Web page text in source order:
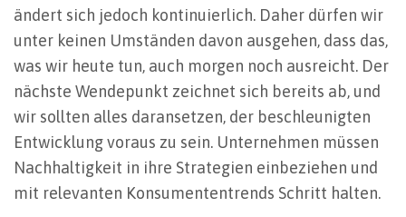
ändert sich jedoch kontinuierlich. Daher dürfen wir
unter keinen Umständen davon ausgehen, dass das,
was wir heute tun, auch morgen noch ausreicht. Der
nächste Wendepunkt zeichnet sich bereits ab, und
wir sollten alles daransetzen, der beschleunigten
Entwicklung voraus zu sein. Unternehmen müssen
Nachhaltigkeit in ihre Strategien einbeziehen und
mit relevanten Konsumententrends Schritt halten.